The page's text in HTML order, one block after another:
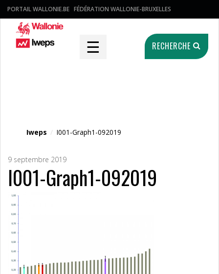
PORTAIL WALLONIE.BE FÉDÉRATION WALLONIE-BRUXELLES
☰ RECHERCHE
Iweps / I001-Graph1-092019
9 septembre 2019
I001-Graph1-092019